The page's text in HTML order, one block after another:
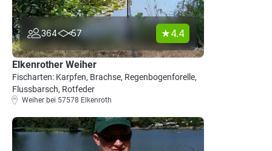
364 57 4.4
Elkenrother Weiher
Fischarten: Karpfen, Brachse, Regenbogenforelle,
Flussbarsch, Rotfeder
Weiher bei 57578 Elkenroth